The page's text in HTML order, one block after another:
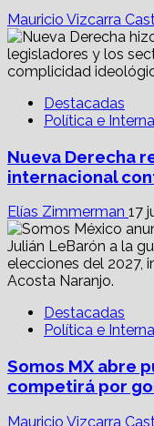
Mauricio Vizcarra
Destacadas
Política e
Nueva Derecha
internacional
Elías Zimmerman 17
Destacadas
Política e
Somos MX abre
competirá por
Mauricio Vizcarra